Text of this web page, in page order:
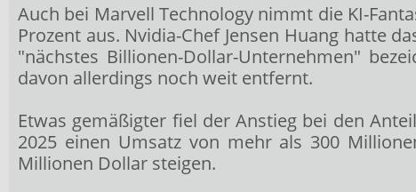
Auch bei Marvell Technology nimmt die KI-
Prozent aus. Nvidia-Chef Jensen Huang hatte
"nächstes Billionen-Dollar-Unternehmen"
davon allerdings noch weit entfernt.
Etwas gemäßigter fiel der Anstieg bei den
2025 einen Umsatz von mehr als 300
Millionen Dollar steigen.